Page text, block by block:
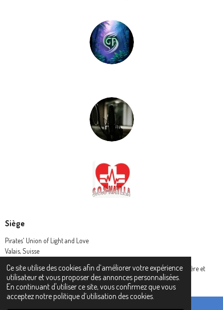
Ce site utilise des cookies afin d’améliorer votre expérience
utilisateur et vous proposer des annonces personnalisées.
En continuant d'utiliser ce site, vous confirmez que vous
acceptez notre politique d’utilisation des cookies.
Siège
Pirates' Union of Light and Love
Valais, Suisse
© 2024 Pirates' Union of Light and Love - L' Union des Pirates de lumière et
amour (P.U.L.L.)